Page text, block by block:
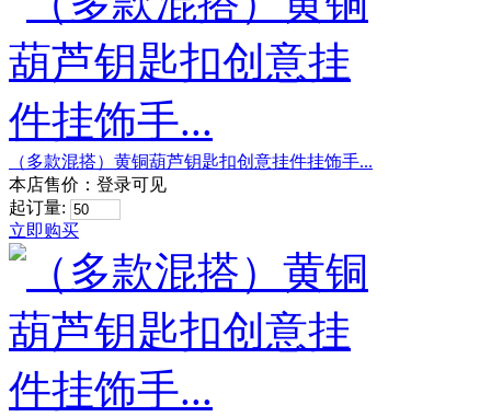
（多款混搭）黄铜葫芦钥匙扣创意挂件挂饰手...
本店售价： 登录可见
起订量:
立即购买